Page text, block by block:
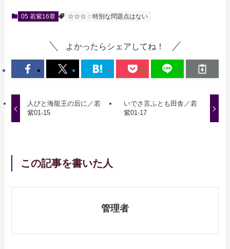
05 若紫16章 ☆☆☆：特別な問題点はない
よかったらシェアしてね！
人びと海龍王の后に／若
紫01-15
いでさ言ふとも田舎／若
紫01-17
この記事を書いた人
管理者